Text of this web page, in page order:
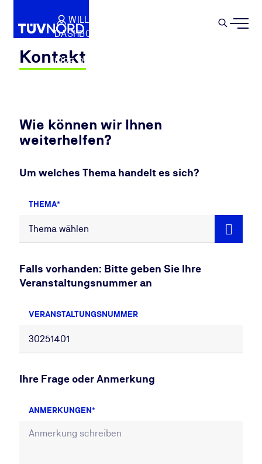
Springe zum Hauptinhalt
WILLKOMMEN
DASHBOARD
IHR PROFIL
IHRE BUCHUNGEN
Kontakt
Wie können wir Ihnen
weiterhelfen?
Um welches Thema handelt es sich?
THEMA
Falls vorhanden: Bitte geben Sie Ihre
Veranstaltungsnummer an
VERANSTALTUNGSNUMMER
Ihre Frage oder Anmerkung
ANMERKUNGEN